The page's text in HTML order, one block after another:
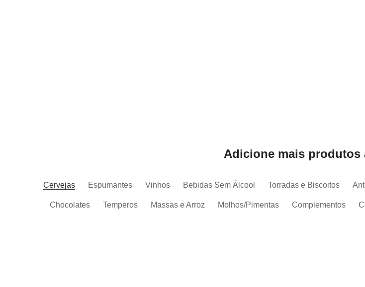
Adicione mais produtos
Cervejas Espumantes Vinhos Bebidas Sem Álcool Torradas e Biscoitos
Chocolates Temperos Massas e Arroz Molhos/Pimentas Complementos